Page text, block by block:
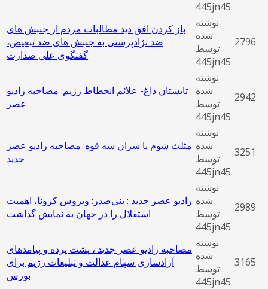
445jn45
باز کردن افق دید مطالبات مردم از جنبش‌ های
ضد نژادپرستی به جنبش‌ های ضد تبعیض،
گفتگوی علی صدارت
نوشته
شده
توسط
445jn45
2796
تابستان داغ- علائم انحطاط رژیم: مصاحبه رادیو
عصر
نوشته
شده
توسط
445jn45
2942
مثلث شوم یا سران سه قوه: مصاحبه رادیو عصر
جدید
نوشته
شده
توسط
445jn45
3251
رادیو عصر جدید : بنی‌صدر: ویروس کرونا، اهمیت
استقلال را در جهان به نمایش گذاشت
نوشته
شده
توسط
445jn45
2989
مصاحبه رادیو عصر جدید ، پشت پرده و پیامدهای
آزادسازی سهام عدالت و تبلیغات رژیم برای
بورس
نوشته
شده
توسط
445jn45
3165